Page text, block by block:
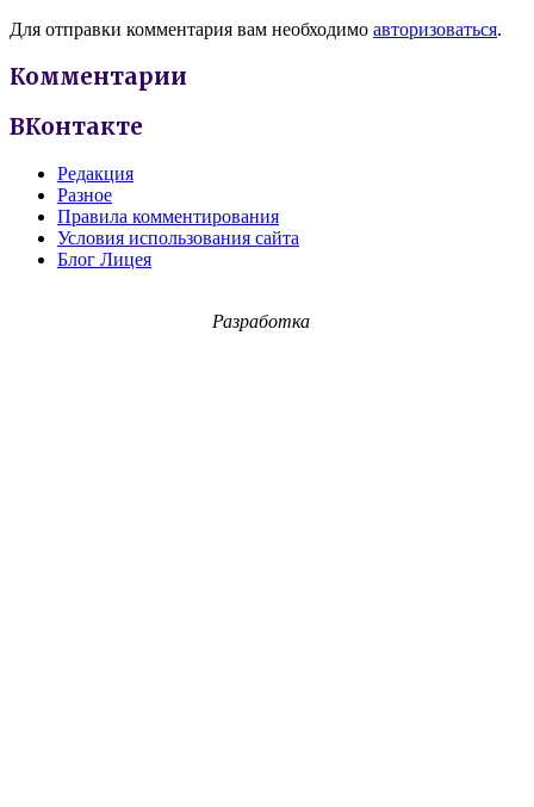
Для отправки комментария вам необходимо авторизоваться.
Комментарии
ВКонтакте
Редакция
Разное
Правила комментирования
Условия использования сайта
Блог Лицея
Разработка